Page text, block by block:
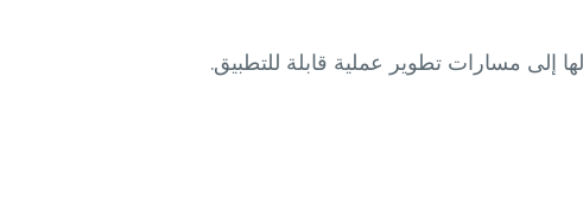
إلى مسارات تطوير عملية قابلة للتطبيق.